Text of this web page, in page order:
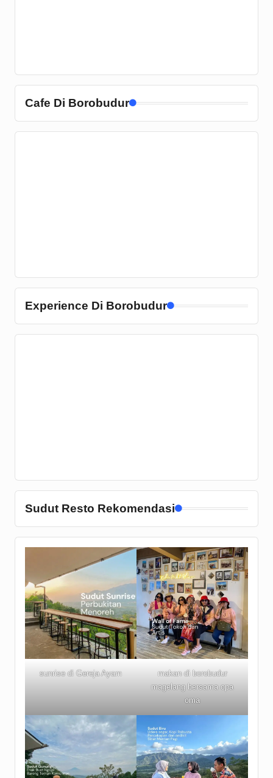
Cafe Di Borobudur
Experience Di Borobudur
Sudut Resto Rekomendasi
sunrise di Gereja Ayam
makan di borobudur
magelang bersama opa
oma